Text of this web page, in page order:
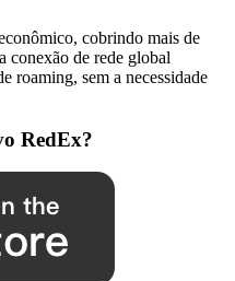
cobrindo mais de
conexão de rede global
roaming, sem a necessidade
RedEx?